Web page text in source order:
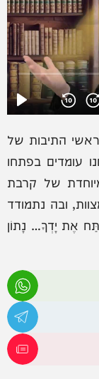
התיבות של
עומדים בפתחו
של קרבת
ובה נתמודד
אֶת יָדְךָ… נָתוֹן